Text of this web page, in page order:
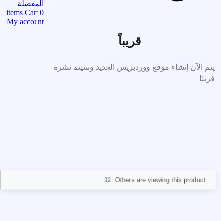
قريباً
يتم الآن إنشاء موقع ووردبريس الجديد وسيتم نشره
قريبًا
12 Others are viewing this product
المفضلة
0
items Cart
My account